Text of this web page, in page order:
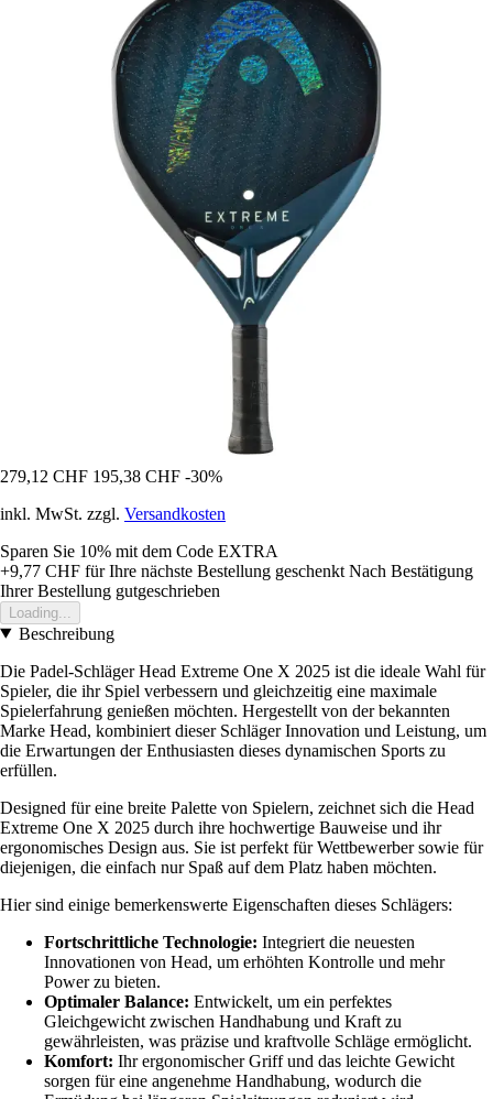
279,12 CHF 195,38 CHF -30%
inkl. MwSt. zzgl. Versandkosten
Sparen Sie 10% mit dem Code EXTRA
+9,77 CHF für Ihre nächste Bestellung geschenkt Nach Bestätigung
Ihrer Bestellung gutgeschrieben
Loading...
Beschreibung
Die Padel-Schläger Head Extreme One X 2025 ist die ideale Wahl für
Spieler, die ihr Spiel verbessern und gleichzeitig eine maximale
Spielerfahrung genießen möchten. Hergestellt von der bekannten
Marke Head, kombiniert dieser Schläger Innovation und Leistung, um
die Erwartungen der Enthusiasten dieses dynamischen Sports zu
erfüllen.
Designed für eine breite Palette von Spielern, zeichnet sich die Head
Extreme One X 2025 durch ihre hochwertige Bauweise und ihr
ergonomisches Design aus. Sie ist perfekt für Wettbewerber sowie für
diejenigen, die einfach nur Spaß auf dem Platz haben möchten.
Hier sind einige bemerkenswerte Eigenschaften dieses Schlägers:
Fortschrittliche Technologie: Integriert die neuesten
Innovationen von Head, um erhöhten Kontrolle und mehr
Power zu bieten.
Optimaler Balance: Entwickelt, um ein perfektes
Gleichgewicht zwischen Handhabung und Kraft zu
gewährleisten, was präzise und kraftvolle Schläge ermöglicht.
Komfort: Ihr ergonomischer Griff und das leichte Gewicht
sorgen für eine angenehme Handhabung, wodurch die